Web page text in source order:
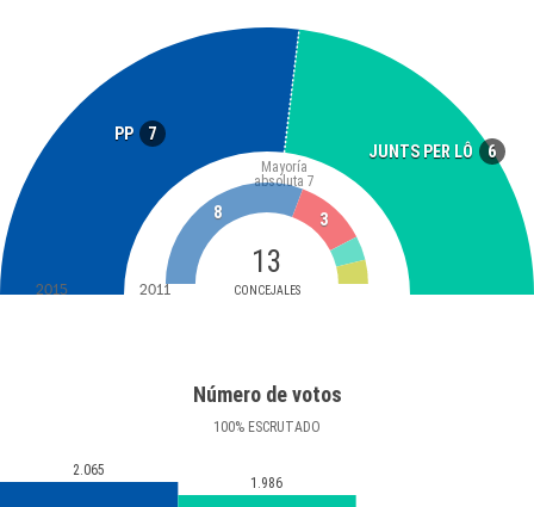
PP 7
JUNTS PER LÔ 6
13
CONCEJALES
Mayoría
absoluta 7
8 3
2015 2011
Número de votos
100% ESCRUTADO
2.065
1.986